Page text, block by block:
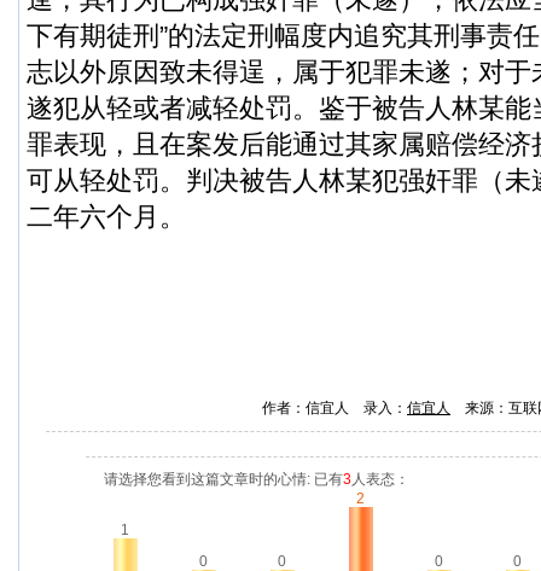
下有期徒刑”的法定刑幅度内追究其刑事责
志以外原因致未得逞，属于犯罪未遂；对
遂犯从轻或者减轻处罚。鉴于被告人林某
罪表现，且在案发后能通过其家属赔偿经
可从轻处罚。判决被告人林某犯强奸罪（
二年六个月。
作者：信宜人 录入： 信宜人 来源：互
请选择您看到这篇文章时的心情: 已有3人表态：
1
0
0
2
0 0